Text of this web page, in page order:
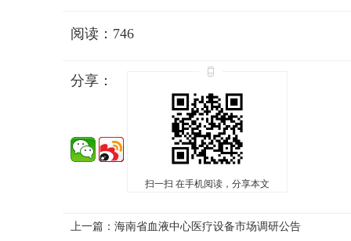
阅读：746
分享：
扫一扫 在手机阅读，分享本文
上一篇：海南省血液中心医疗设备市场调研公告